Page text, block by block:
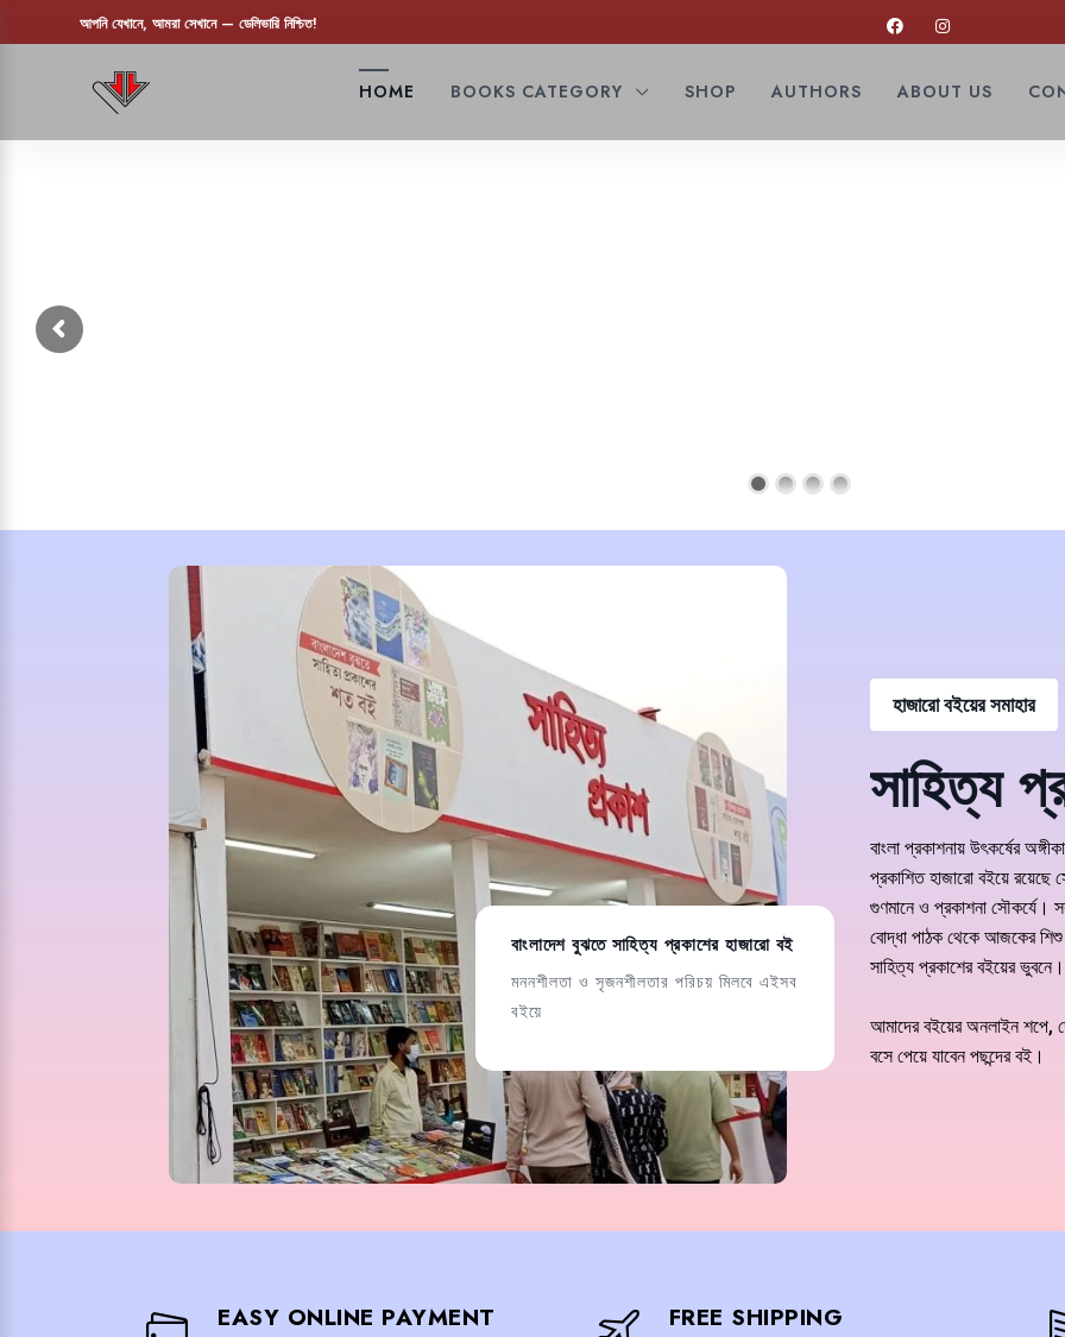
আপনি যেখানে, আমরা সেখানে — ডেলিভারি নিশ্চিত!
HOME BOOKS CATEGORY SHOP AUTHORS ABOUT US
বাংলাদেশ বুঝতে সাহিত্য প্রকাশের হাজারো বই
মননশীলতা ও সৃজনশীলতার পরিচয় মিলবে এইসব
বইয়ে
হাজারো বইয়ের সমাহার
সাহিত্য
বাংলা প্রকাশনায় উৎকর্ষের
প্রকাশিত হাজারো বইয়ে রয়েছে
গুণমানে ও প্রকাশনা সৌকর্যে।
বোদ্ধা পাঠক থেকে আজকের
সাহিত্য প্রকাশের বইয়ের ভুবনে।
আমাদের বইয়ের অনলাইন শপে,
বসে পেয়ে যাবেন পছন্দের বই।
EASY ONLINE PAYMENT FREE SHIPPING